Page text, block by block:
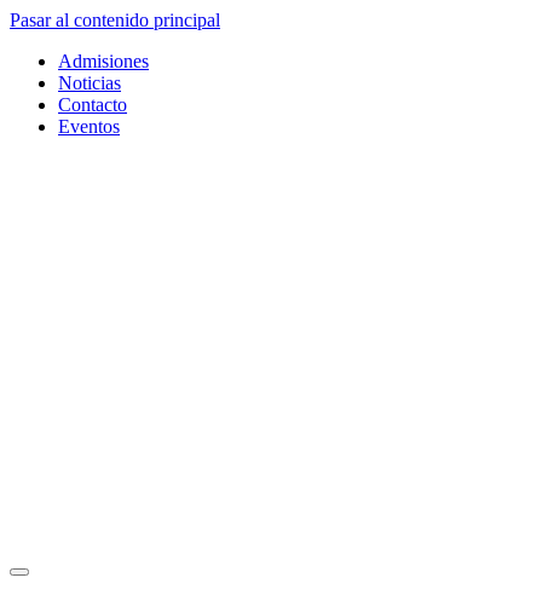
Pasar al contenido principal
Admisiones
Noticias
Contacto
Eventos